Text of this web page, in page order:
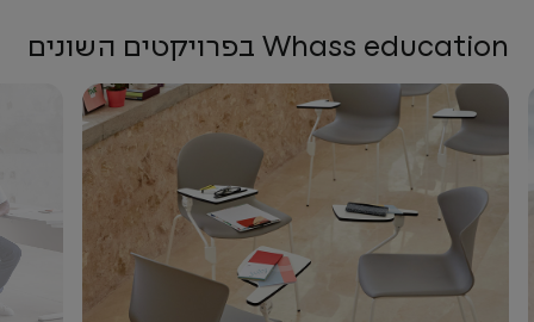
Whass education בפרויקטים השונים